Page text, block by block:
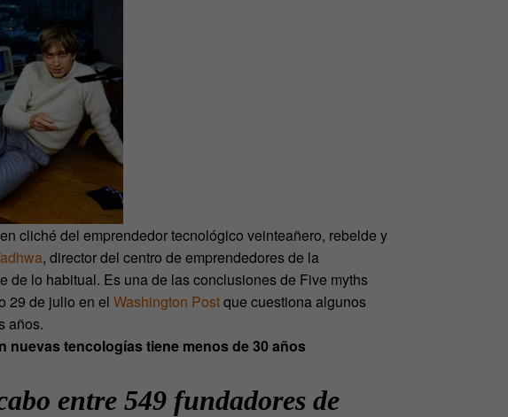
cliché del emprendedor tecnológico veinteañero, rebelde y
, director del centro de emprendedores de la
de lo habitual. Es una de las conclusiones de Five myths
29 de julio en el Washington Postque cuestiona algunos
años.
nuevas tencologías tiene menos de 30 años
entre 549 fundadores de